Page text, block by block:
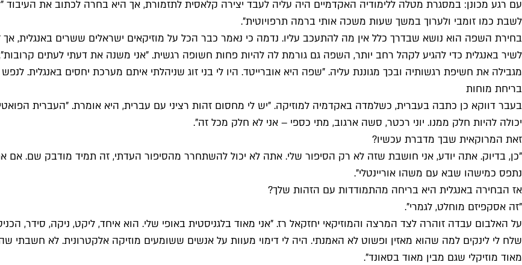
עם רגע מכונן: במסגרת מטלה ללימודיה האקדמיים היה עליה לעבד יצירה קלאסית לתזמורת, אך היא בחרה לכתוב את
לשבת כמו זומבי ולערוך במשך שעות משכה אותי ברמה תרפויוטית".
בחירת השפה הוא נושא שבדרך כלל אין מה להתעכב עליו. נדמה כי נאמר כבר הכל על מוזיקאים ישראלים ששרים
לשיר באנגלית כדי להגיע לקהל רחב יותר, השפה גם גורמת לה להיות פחות חשופה רגשית. "אני משנה את דעתי לעתים
מגבילה את חשיפת רגשותיה ובכך מגוננת עליה. "שפה היא אוברייטד. היו לי בני זוג שניהלתי איתם מערכת יחסים באנגלית.
בריחת מוחות
בעבר דווקא כן כתבה בעברית, כשלמדה באקדמיה למוזיקה. "יש לי מחסום זהות רציני עם עברית, היא אומרת. "העברית
יכולה להיות חלק ממנו. יוני רכטר, סשה ארגוב, מתי כספי – אני לא חלק מכל זה".
זאת המרוקאית שבך מדברת עכשיו?
"כן, בדיוק. אתה יודע, אני חושבת שזה לא רק הסיפור שלי. אתה לא יכול להשתחרר מהסיפור העדתי, זה תמיד מודבק שם.
נתפס כמישהו שבא עם משהו אוריינטלי".
אז הבחירה באנגלית היא בריחה מהתמודדות עם הזהות שלך?
"זה אסקפיזם מוחלט, לגמרי".
על האלבום עבדה זוהרה לצד המרצה והמוזיקאי יחזקאל רז. "אני מאוד בלגניסטית באופי שלי. הוא איחד, ליקט, ניקה, סידר,
שלח לי לינקים למה שהוא מאזין ופשוט לא האמנתי. היה לי דימוי מעוות על אנשים ששומעים מוזיקה אלקטרונית. לא חשבתי
מאוד מוזיקלי שגם מבין מאוד בסאונד".